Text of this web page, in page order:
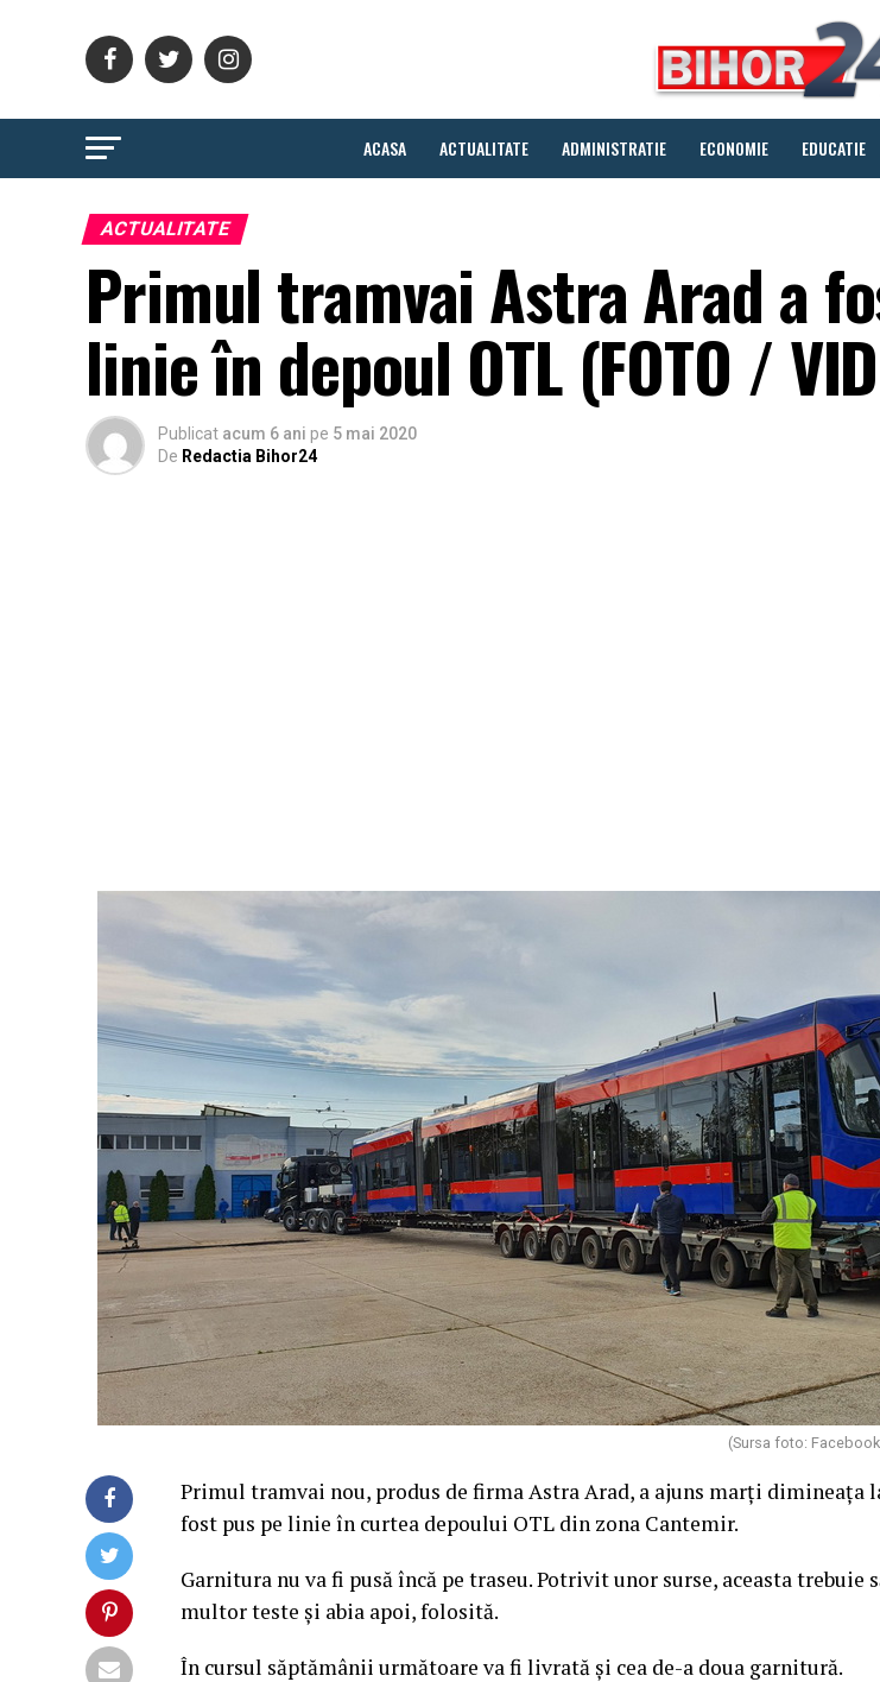
ACASA ACTUALITATE ADMINISTRATIE ECONOMIE EDUCATIE
ACTUALITATE
Primul tramvai Astra Arad a
linie în depoul OTL (FOTO /
Publicat acum 6 ani pe 5 mai 2020
De Redactia Bihor24
(Sursa foto:
Primul tramvai nou, produs de firma Astra Arad, a ajuns marți dimineața
fost pus pe linie în curtea depoului OTL din zona Cantemir.
Garnitura nu va fi pusă încă pe traseu. Potrivit unor surse, aceasta trebuie
multor teste și abia apoi, folosită.
În cursul săptămânii următoare va fi livrată și cea de-a doua garnitură.